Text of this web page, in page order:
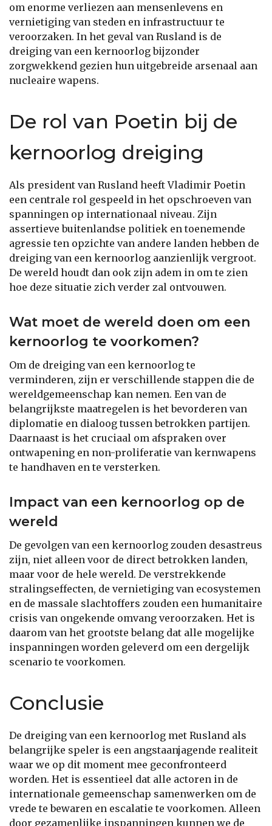
om enorme verliezen aan mensenlevens en
vernietiging van steden en infrastructuur te
veroorzaken. In het geval van Rusland is de
dreiging van een kernoorlog bijzonder
zorgwekkend gezien hun uitgebreide arsenaal aan
nucleaire wapens.
De rol van Poetin bij de
kernoorlog dreiging
Als president van Rusland heeft Vladimir Poetin
een centrale rol gespeeld in het opschroeven van
spanningen op internationaal niveau. Zijn
assertieve buitenlandse politiek en toenemende
agressie ten opzichte van andere landen hebben de
dreiging van een kernoorlog aanzienlijk vergroot.
De wereld houdt dan ook zijn adem in om te zien
hoe deze situatie zich verder zal ontvouwen.
Wat moet de wereld doen om een
kernoorlog te voorkomen?
Om de dreiging van een kernoorlog te
verminderen, zijn er verschillende stappen die de
wereldgemeenschap kan nemen. Een van de
belangrijkste maatregelen is het bevorderen van
diplomatie en dialoog tussen betrokken partijen.
Daarnaast is het cruciaal om afspraken over
ontwapening en non-proliferatie van kernwapens
te handhaven en te versterken.
Impact van een kernoorlog op de
wereld
De gevolgen van een kernoorlog zouden desastreus
zijn, niet alleen voor de direct betrokken landen,
maar voor de hele wereld. De verstrekkende
stralingseffecten, de vernietiging van ecosystemen
en de massale slachtoffers zouden een humanitaire
crisis van ongekende omvang veroorzaken. Het is
daarom van het grootste belang dat alle mogelijke
inspanningen worden geleverd om een dergelijk
scenario te voorkomen.
Conclusie
De dreiging van een kernoorlog met Rusland als
belangrijke speler is een angstaanjagende realiteit
waar we op dit moment mee geconfronteerd
worden. Het is essentieel dat alle actoren in de
internationale gemeenschap samenwerken om de
vrede te bewaren en escalatie te voorkomen. Alleen
door gezamenlijke inspanningen kunnen we de